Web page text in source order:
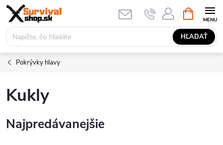
Prejsť
obsah
HĽADAŤ
KOŠÍK
Pokrývky hlavy
Kukly
Najpredávanejšie